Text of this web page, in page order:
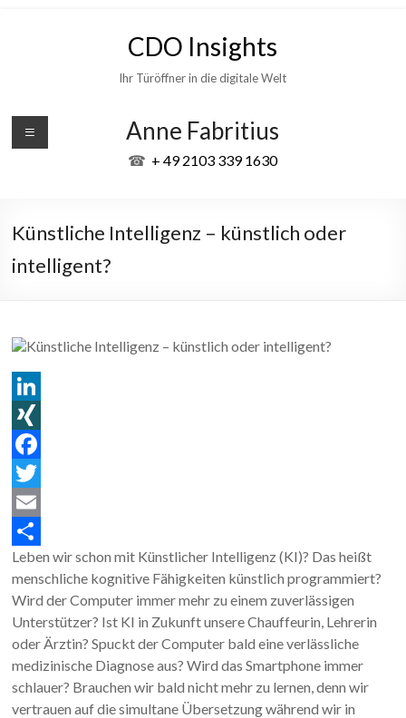
CDO Insights
Ihr Türöffner in die digitale Welt
Anne Fabritius
☎ + 49 2103 339 1630
Künstliche Intelligenz – künstlich oder
intelligent?
L
i
n
k
e
d
I
n
X
I
N
G
F
a
c
e
b
o
o
k
T
w
i
t
t
e
r
E
m
a
i
l
T
e
i
l
e
n
Leben wir schon mit Künstlicher Intelligenz (KI)? Das heißt
menschliche kognitive Fähigkeiten künstlich programmiert?
Wird der Computer immer mehr zu einem zuverlässigen
Unterstützer? Ist KI in Zukunft unsere Chauffeurin, Lehrerin
oder Ärztin? Spuckt der Computer bald eine verlässliche
medizinische Diagnose aus? Wird das Smartphone immer
schlauer? Brauchen wir bald nicht mehr zu lernen, denn wir
vertrauen auf die simultane Übersetzung während wir in